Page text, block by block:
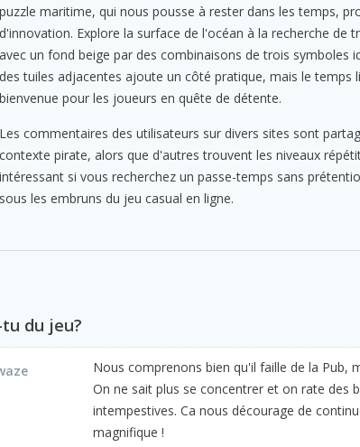
puzzle maritime, qui nous pousse à rester dans les temps,
d'innovation. Explore la surface de l'océan à la recherche
avec un fond beige par des combinaisons de trois
des tuiles adjacentes ajoute un côté pratique, mais le
bienvenue pour les joueurs en quête de détente.
Les commentaires des utilisateurs sur divers sites sont
contexte pirate, alors que d'autres trouvent les niveaux
intéressant si vous recherchez un passe-temps sans
sous les embruns du jeu casual en ligne.
du jeu?
Nous comprenons bien qu'il faille de la Pub,
On ne sait plus se concentrer et on rate des
intempestives. Ca nous décourage de
magnifique !